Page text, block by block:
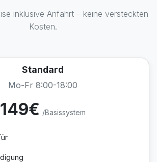
inklusive Anfahrt – keine versteckten
Kosten.
Standard
Mo-Fr 8:00-18:00
149€ /Basissystem